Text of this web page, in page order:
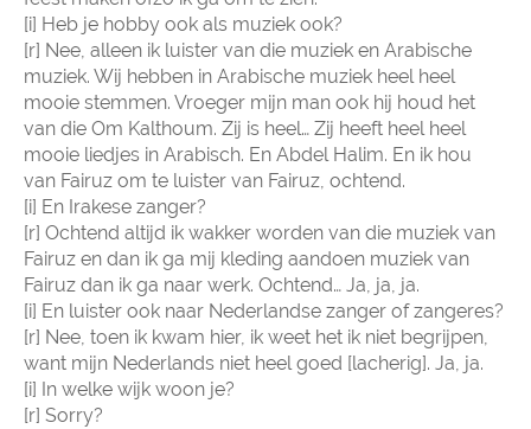
[i] Heb je hobby ook als muziek ook?
[r] Nee, alleen ik luister van die muziek en Arabische
muziek. Wij hebben in Arabische muziek heel heel
mooie stemmen. Vroeger mijn man ook hij houd het
van die Om Kalthoum. Zij is heel… Zij heeft heel heel
mooie liedjes in Arabisch. En Abdel Halim. En ik hou
van Fairuz om te luister van Fairuz, ochtend.
[i] En Irakese zanger?
[r] Ochtend altijd ik wakker worden van die muziek van
Fairuz en dan ik ga mij kleding aandoen muziek van
Fairuz dan ik ga naar werk. Ochtend… Ja, ja, ja.
[i] En luister ook naar Nederlandse zanger of zangeres?
[r] Nee, toen ik kwam hier, ik weet het ik niet begrijpen,
want mijn Nederlands niet heel goed [lacherig]. Ja, ja.
[i] In welke wijk woon je?
[r] Sorry?